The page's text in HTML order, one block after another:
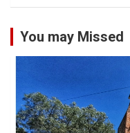
You may Missed